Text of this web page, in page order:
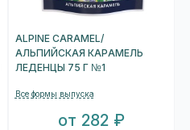
ALPINE CARAMEL/
АЛЬПИЙСКАЯ КАРАМЕЛЬ
ЛЕДЕНЦЫ 75 Г №1
Все формы выпуска
от 282 ₽